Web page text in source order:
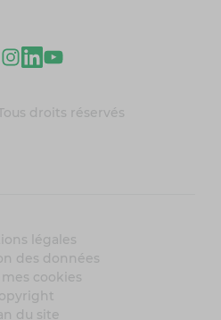
droits réservés
légales
des données
cookies
du site